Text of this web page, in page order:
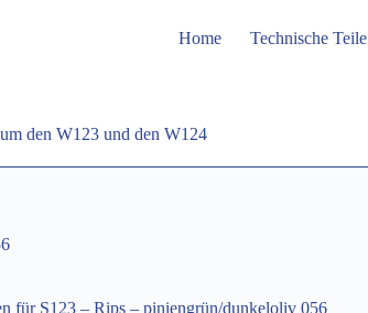
den W123 und den W124
Home Technische Teile
für S123 – Rips – piniengrün/dunkeloliv 056